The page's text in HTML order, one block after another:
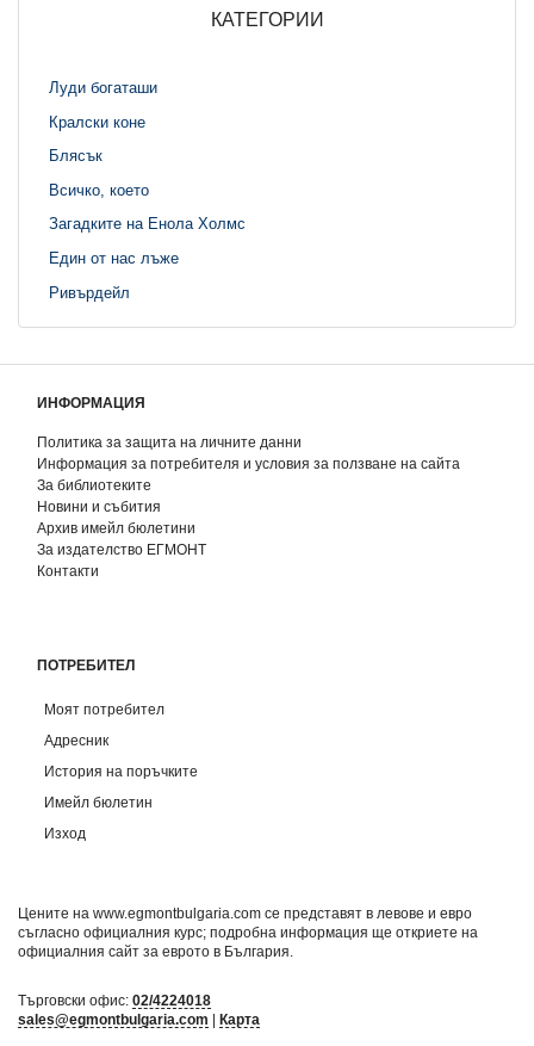
КАТЕГОРИИ
Луди богаташи
Кралски коне
Блясък
Всичко, което
Загадките на Енола Холмс
Един от нас лъже
Ривърдейл
ИНФОРМАЦИЯ
Политика за защита на личните данни
Информация за потребителя и условия за ползване на сайта
За библиотеките
Новини и събития
Архив имейл бюлетини
За издателство ЕГМОНТ
Контакти
ПОТРЕБИТЕЛ
Моят потребител
Адресник
История на поръчките
Имейл бюлетин
Изход
Цените на www.egmontbulgaria.com се представят в левове и евро
съгласно официалния курс; подробна информация ще откриете на
официалния сайт за еврото в България
Търговски офис: 02/4224018
sales@egmontbulgaria.com
Карта